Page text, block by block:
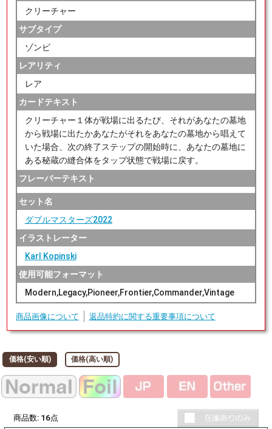
クリーチャー
サブタイプ
ゾンビ
レアリティ
レア
カードテキスト
クリーチャー１体が戦場に出るたび、それがあなたの墓地
から戦場に出たかあなたがそれをあなたの墓地から唱えて
いた場合、次の終了ステップの開始時に、あなたの墓地に
ある秘蔵の縫合体をタップ状態で戦場に戻す。
フレーバーテキスト
セット名
ダブルマスターズ2022
イラストレーター
Karl Kopinski
使用可能フォーマット
Modern,Legacy,Pioneer,Frontier,Commander,Vintage
商品画像について 返品特約に関する重要事項について
価格(安い順) 価格(高い順)
商品数: 16点